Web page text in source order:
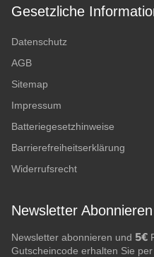
Gesetzliche
Datenschutz
AGB
Sitemap
Impressum
Batteriegesetzhinweise
Barrierefreiheitserklärung
Widerrufsrecht
Newsletter Abonnieren
Newsletter abonnieren und 5€
Gutscheincode erhalten Sie